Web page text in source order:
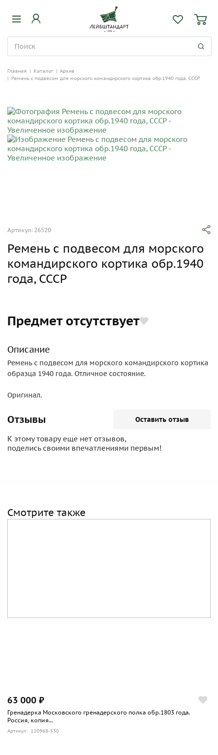
Главная | Каталог | Архив
| Ремень с подвесом для морского командирского кортика обр.1940 года, СССР
Артикул: 26520
Ремень с подвесом для морского
командирского кортика обр.1940
года, СССР
Предмет отсутствует
Описание
Ремень с подвесом для морского командирского кортика
образца 1940 года. Отличное состояние.
Оригинал.
Отзывы Оставить отзыв
К этому товару еще нет отзывов,
поделись своими впечатлениями первым!
Смотрите также
63 000 ₽
Гренадерка Московского гренадерского полка обр.1803 года.
Россия, копия...
Артикул: 110968-530